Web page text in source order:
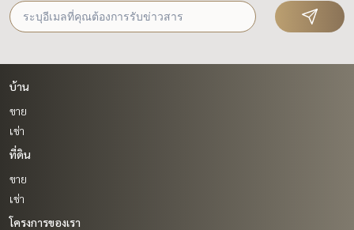
บ้าน
ขาย
เช่า
ที่ดิน
ขาย
เช่า
โครงการของเรา